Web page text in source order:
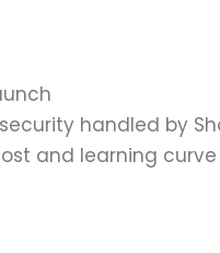
handled by
and learning curve